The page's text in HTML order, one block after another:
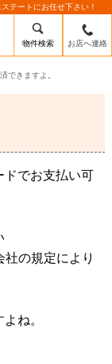
テートにお任せ下さい！
物件検索 お店へ連絡
できますよ。
ドでお支払い可
社の規定により
ね。